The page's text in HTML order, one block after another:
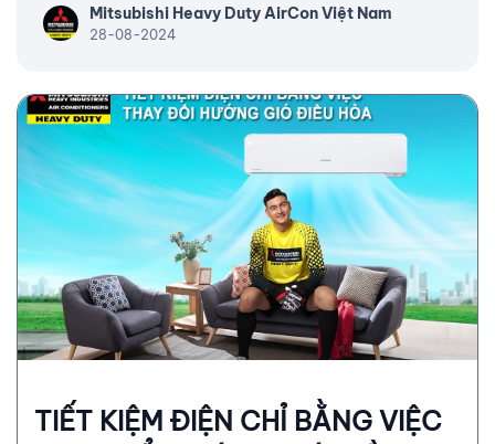
kín gió và có nhiệt độ thấp hơn so với môi trường bên
ngoài trong một khoản thời gian dài có thể dẫn đến
Mitsubishi Heavy Duty AirCon Việt Nam
28-08-2024
TIẾT KIỆM ĐIỆN CHỈ BẰNG VIỆC